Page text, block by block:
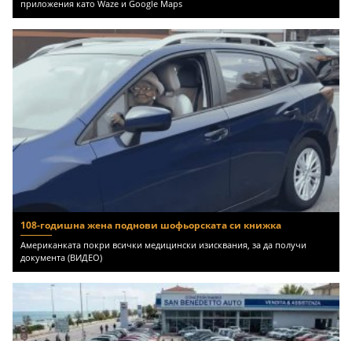
приложения като Waze и Google Maps
108-годишна жена поднови шофьорската си книжка
Американката покри всички медицински изисквания, за да получи
документа (ВИДЕО)